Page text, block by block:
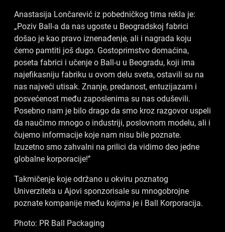
Anastasija Lončarević iz pobedničkog tima rekla je:
„Poziv Ball-a da nas ugoste u Beogradskoj fabrici
došao je kao pravo iznenađenje, ali i nagrada koju
ćemo pamtiti još dugo. Gostoprimstvo domaćina,
poseta fabrici i učenje o Ball-u u Beogradu, koji ima
najefikasniju fabriku u ovom delu sveta, ostavili su na
nas najveći utisak. Znanje, predanost, entuzijazam i
posvećenost među zaposlenima su nas oduševili.
Posebno nam je bilo drago da smo kroz razgovor uspeli
da naučimo mnogo o industriji, poslovnom modelu, ali i
čujemo informacije koje nam nisu bile poznate.
Izuzetno smo zahvalni na prilici da vidimo deo jedne
globalne korporacije!’’
Takmičenje koje održano u okviru poznatog
Univerziteta u Ajovi sponzorisale su mnogobrojne
poznate kompanije među kojima je i Ball Korporacija.
Photo: PR Ball Packaging